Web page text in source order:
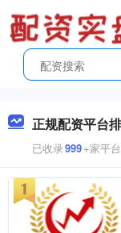
正规配资平台
已收录999+家平台